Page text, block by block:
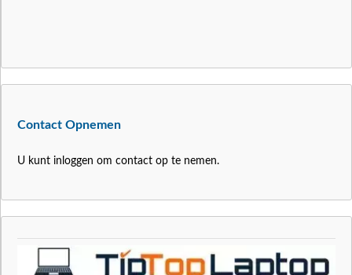
Contact Opnemen
U kunt inloggen om contact op te nemen.